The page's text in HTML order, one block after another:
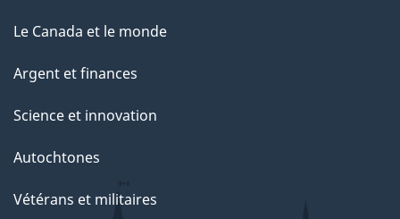
Le Canada et le monde
Argent et finances
Science et innovation
Autochtones
Vétérans et militaires